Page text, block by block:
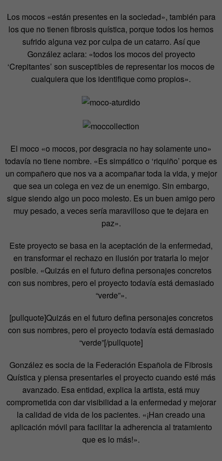
Los mocos «están presentes en la sociedad», también para
los que no tienen fibrosis quística, porque todos los hemos
sufrido alguna vez por culpa de un catarro. Así que
González aclara: «todos los mocos del proyecto
‘Crepitantes’ son susceptibles de representar los mocos de
cualquiera que los identifique como propios».
El moco «o mocos, por desgracia no hay solamente uno»
todavía no tiene nombre. «Es simpático o ‘riquiño’ porque es
un compañero que nos va a acompañar toda la vida, y mejor
que sea un colega en vez de un enemigo. Sin embargo,
sigue siendo algo un poco molesto. Es un buen amigo pero
muy pesado, a veces sería maravilloso que te dejara en
paz».
Este proyecto se basa en la aceptación de la enfermedad,
en transformar el rechazo en ilusión por tratarla lo mejor
posible. «Quizás en el futuro defina personajes concretos
con sus nombres, pero el proyecto todavía está demasiado
“verde”».
[pullquote]Quizás en el futuro defina personajes concretos
con sus nombres, pero el proyecto todavía está demasiado
“verde”[/pullquote]
González es socia de la Federación Española de Fibrosis
Quística y piensa presentarles el proyecto cuando esté más
avanzado. Esa entidad, explica la artista, está muy
comprometida con dar visibilidad a la enfermedad y mejorar
la calidad de vida de los pacientes. «¡Han creado una
aplicación móvil para facilitar la adherencia al tratamiento
que es lo más!».